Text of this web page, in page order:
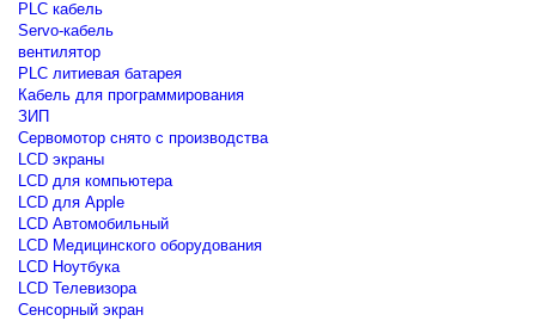
PLC кабель
Servo-кабель
вентилятор
PLC литиевая батарея
Кабель для программирования
ЗИП
Сервомотор снято с производства
LCD экраны
LCD для компьютера
LCD для Apple
LCD Автомобильный
LCD Медицинского оборудования
LCD Ноутбука
LCD Телевизора
Сенсорный экран